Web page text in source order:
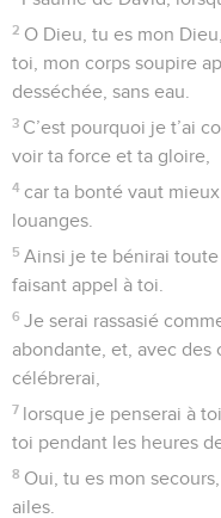
2 O Dieu, tu es mon
toi, mon corps soupire
desséchée, sans eau.
3 C’est pourquoi je t’ai
voir ta force et ta gloire,
4 car ta bonté vaut
louanges.
5 Ainsi je te bénirai
faisant appel à toi.
6 Je serai rassasié
abondante, et, avec des
célébrerai,
7 lorsque je penserai à
toi pendant les heures
8 Oui, tu es mon
ailes.